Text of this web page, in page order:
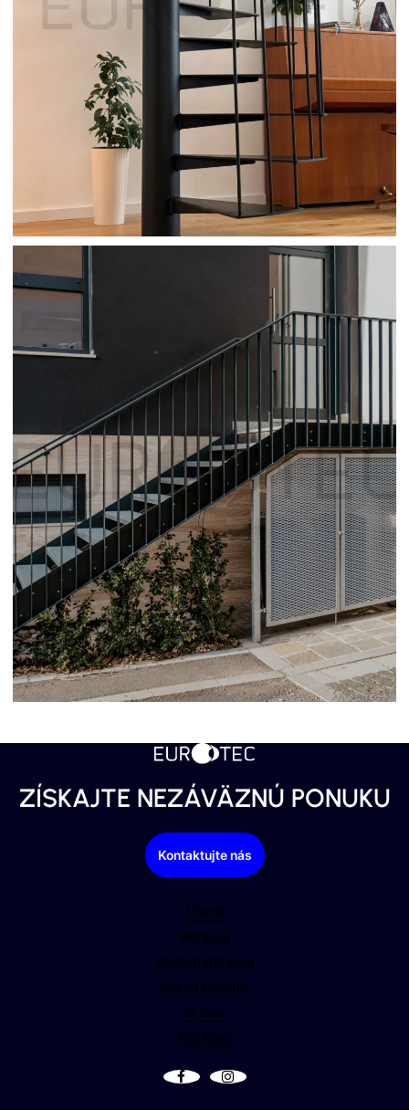
TOČITÉ SCHODY
EXTERIÉROVÉ SCHODY
ZÍSKAJTE NEZÁVÄZNÚ PONUKU
Kontaktujte nás
Úvod
Ponuka
Automatizácia
Na stiahnutie
O nás
Kontakt